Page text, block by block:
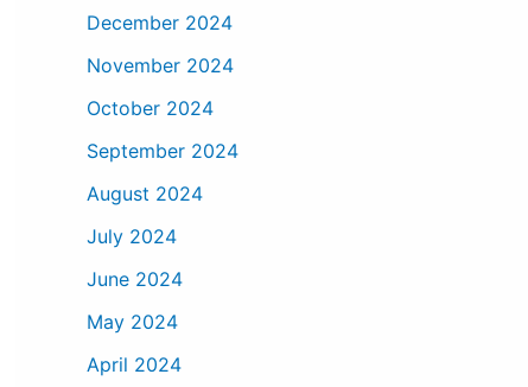
December 2024
November 2024
October 2024
September 2024
August 2024
July 2024
June 2024
May 2024
April 2024